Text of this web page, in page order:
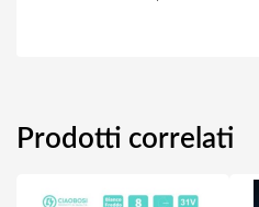
Prodotti correlati